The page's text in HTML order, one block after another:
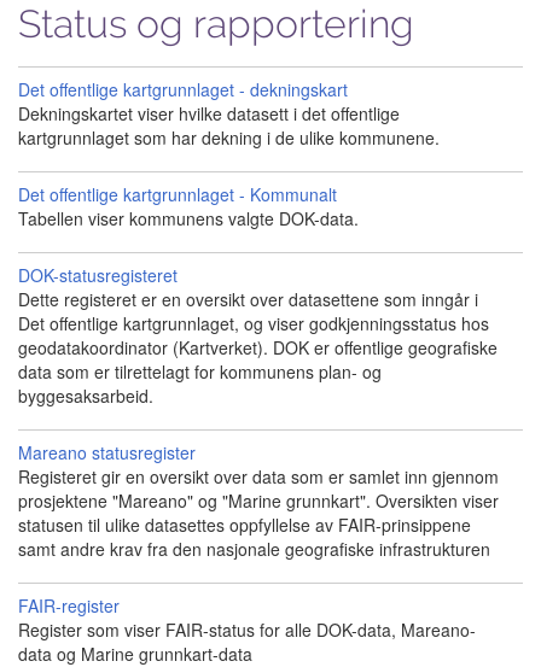
Status og rapportering
Det offentlige kartgrunnlaget - dekningskart
Dekningskartet viser hvilke datasett i det offentlige
kartgrunnlaget som har dekning i de ulike kommunene.
Det offentlige kartgrunnlaget - Kommunalt
Tabellen viser kommunens valgte DOK-data.
DOK-statusregisteret
Dette registeret er en oversikt over datasettene som inngår i
Det offentlige kartgrunnlaget, og viser godkjenningsstatus hos
geodatakoordinator (Kartverket). DOK er offentlige geografiske
data som er tilrettelagt for kommunens plan- og
byggesaksarbeid.
Mareano statusregister
Registeret gir en oversikt over data som er samlet inn gjennom
prosjektene "Mareano" og "Marine grunnkart". Oversikten viser
statusen til ulike datasettes oppfyllelse av FAIR-prinsippene
samt andre krav fra den nasjonale geografiske infrastrukturen
FAIR-register
Register som viser FAIR-status for alle DOK-data, Mareano-
data og Marine grunnkart-data